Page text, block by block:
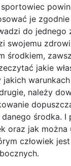
sportowiec
je
do
swojemu
środkiem,
jakie
należy
środka.
oraz jak
człowiek